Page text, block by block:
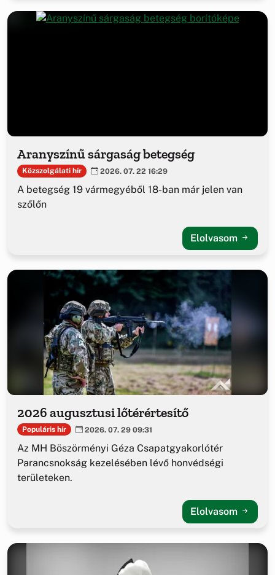
Aranyszínű sárgaság betegség
Közszolgálati hír 2026. 07. 22 16:29
A betegség 19 vármegyéből 18-ban már jelen van
szőlőn
Elolvasom
2026 augusztusi lőtérértesítő
Populáris hír 2026. 07. 29 09:31
Az MH Böszörményi Géza Csapatgyakorlótér
Parancsnokság kezelésében lévő honvédségi
területeken.
Elolvasom